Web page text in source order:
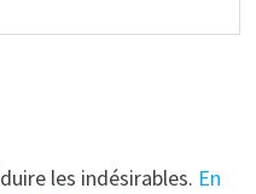
les indésirables. En